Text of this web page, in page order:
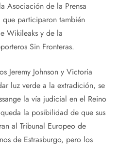
Asociación de la Prensa
que participaron también
Wikileaks y de la
Sin Fronteras.
Jeremy Johnson y Victoria
luz verde a la extradición, se
la vía judicial en el Reino
la posibilidad de que sus
al Tribunal Europeo de
de Estrasburgo, pero los